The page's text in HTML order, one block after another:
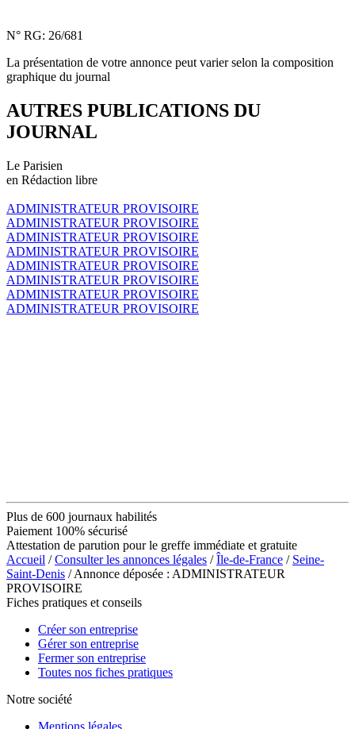
N° RG: 26/681
La présentation de votre annonce peut varier selon la composition
graphique du journal
AUTRES PUBLICATIONS DU
JOURNAL
Le Parisien
en Rédaction libre
ADMINISTRATEUR PROVISOIRE
ADMINISTRATEUR PROVISOIRE
ADMINISTRATEUR PROVISOIRE
ADMINISTRATEUR PROVISOIRE
ADMINISTRATEUR PROVISOIRE
ADMINISTRATEUR PROVISOIRE
ADMINISTRATEUR PROVISOIRE
ADMINISTRATEUR PROVISOIRE
Plus de 600 journaux habilités
Paiement 100% sécurisé
Attestation de parution pour le greffe immédiate et gratuite
Accueil /Consulter les annonces légales /Île-de-France / Seine-
Saint-Denis / Annonce déposée : ADMINISTRATEUR
PROVISOIRE
Fiches pratiques et conseils
Créer son entreprise
Gérer son entreprise
Fermer son entreprise
Toutes nos fiches pratiques
Notre société
Mentions légales